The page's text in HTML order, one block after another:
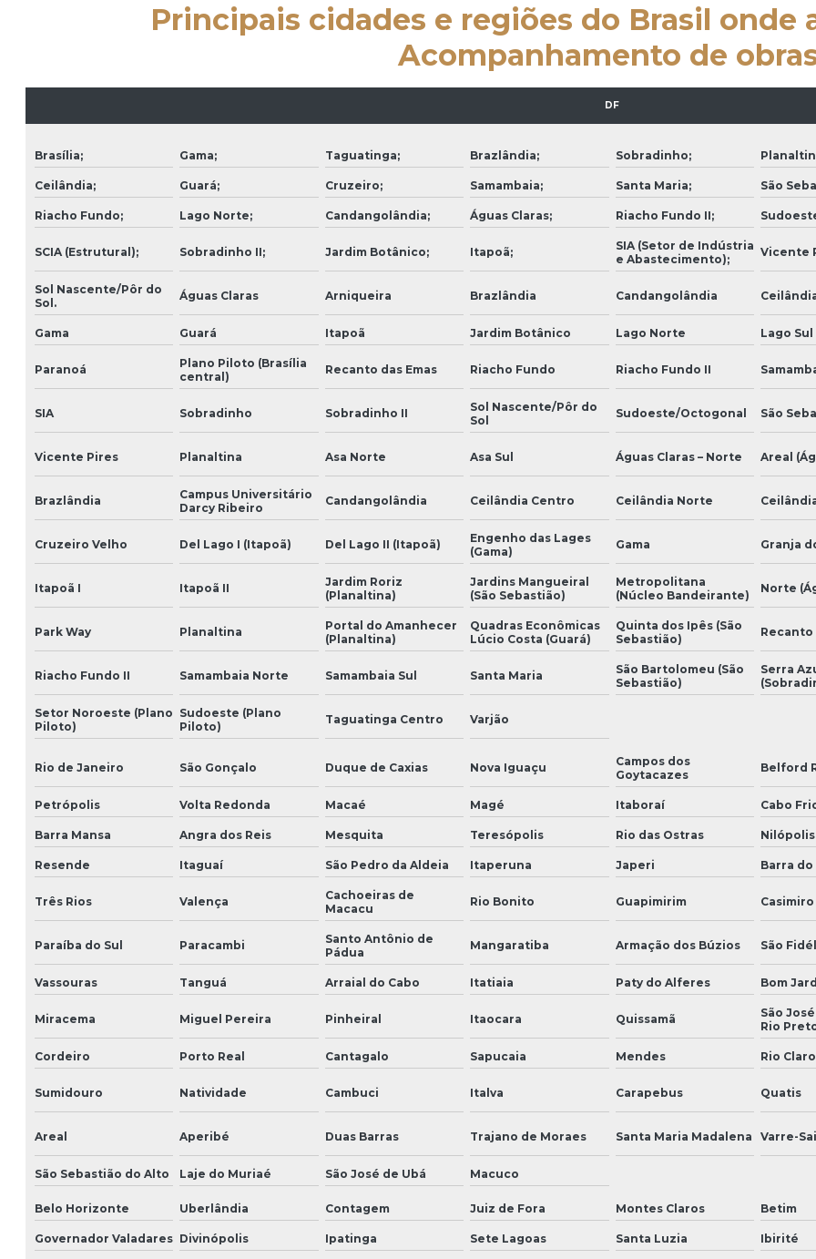
Principais cidades e regiões do Brasil onde
Acompanhamento de
DF
Brasília; Gama; Taguatinga; Brazlândia; Sobradinho;
Ceilândia; Guará; Cruzeiro; Samambaia; Santa Maria; São
Riacho Fundo; Lago Norte; Candangolândia; Águas Claras; Riacho Fundo II;
SCIA (Estrutural); Sobradinho II; Jardim Botânico; Itapoã;
SIA (Setor de Indústria
e Abastecimento);
Vicente
Sol Nascente/Pôr do
Sol.
Águas Claras Arniqueira Brazlândia Candangolândia
Gama Guará Itapoã Jardim Botânico Lago Norte Lago Sul
Paranoá
Plano Piloto (Brasília
central)
Recanto das Emas Riacho Fundo Riacho Fundo II
SIA Sobradinho Sobradinho II
Sol Nascente/Pôr do
Sol
Sudoeste/Octogonal São
Vicente Pires Planaltina Asa Norte Asa Sul Águas Claras – Norte Areal
Brazlândia
Campus Universitário
Darcy Ribeiro
Candangolândia Ceilândia Centro Ceilândia Norte
Cruzeiro Velho Del Lago I (Itapoã) Del Lago II (Itapoã)
Engenho das Lages
(Gama)
Gama Granja
Itapoã I Itapoã II
Jardim Roriz
(Planaltina)
Jardins Mangueiral
(São Sebastião)
Metropolitana
(Núcleo Bandeirante)
Norte
Park Way Planaltina
Portal do Amanhecer
(Planaltina)
Quadras Econômicas
Lúcio Costa (Guará)
Quinta dos Ipês (São
Sebastião)
Recanto
Riacho Fundo II Samambaia Norte Samambaia Sul Santa Maria
São Bartolomeu (São
Sebastião)
Serra
Setor Noroeste (Plano
Piloto)
Sudoeste (Plano
Piloto)
Taguatinga Centro Varjão
Rio de Janeiro São Gonçalo Duque de Caxias Nova Iguaçu
Campos dos
Goytacazes
Belford
Petrópolis Volta Redonda Macaé Magé Itaboraí Cabo
Barra Mansa Angra dos Reis Mesquita Teresópolis Rio das Ostras Nilópolis
Resende Itaguaí São Pedro da Aldeia Itaperuna Japeri Barra do
Três Rios Valença
Cachoeiras de
Macacu
Rio Bonito Guapimirim
Paraíba do Sul Paracambi
Santo Antônio de
Pádua
Mangaratiba Armação dos Búzios São
Vassouras Tanguá Arraial do Cabo Itatiaia Paty do Alferes Bom
Miracema Miguel Pereira Pinheiral Itaocara Quissamã
São
Rio
Cordeiro Porto Real Cantagalo Sapucaia Mendes Rio Claro
Sumidouro Natividade Cambuci Italva Carapebus Quatis
Areal Aperibé Duas Barras Trajano de Moraes Santa Maria Madalena Varre-Sai
São Sebastião do Alto Laje do Muriaé São José de Ubá Macuco
Belo Horizonte Uberlândia Contagem Juiz de Fora Montes Claros Betim
Governador Valadares Divinópolis Ipatinga Sete Lagoas Santa Luzia Ibirité